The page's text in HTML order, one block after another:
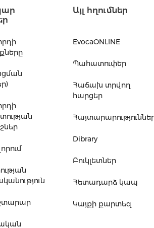
Այլ հղումներ
EvocaONLINE
Պահատուփեր
Հաճախ տրվող
հարցեր
Dibrary
Բուկլետներ
Հետադարձ կապ
Կայքի քարտեզ